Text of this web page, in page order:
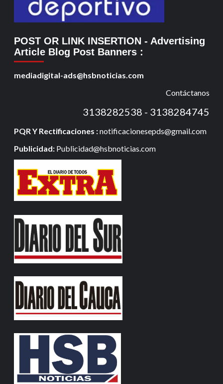
POST OR LINK INSERTION - Advertising
Article Blog Post Banners :
mediadigital-ads@hsbnoticias.com
Contáctanos
3138282538 - 3138284745
PQR Y Rectificaciones :notificacionesepds@gmail.com
Publicidad: Publicidad@hsbnoticias.com